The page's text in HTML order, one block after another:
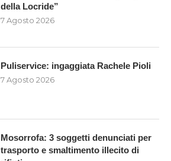
della Locride”
7 Agosto 2026
Puliservice: ingaggiata Rachele Pioli
7 Agosto 2026
Mosorrofa: 3 soggetti denunciati per
trasporto e smaltimento illecito di